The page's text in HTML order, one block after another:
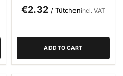
€2.32/ Tütchenincl. VAT
ADD TO CART